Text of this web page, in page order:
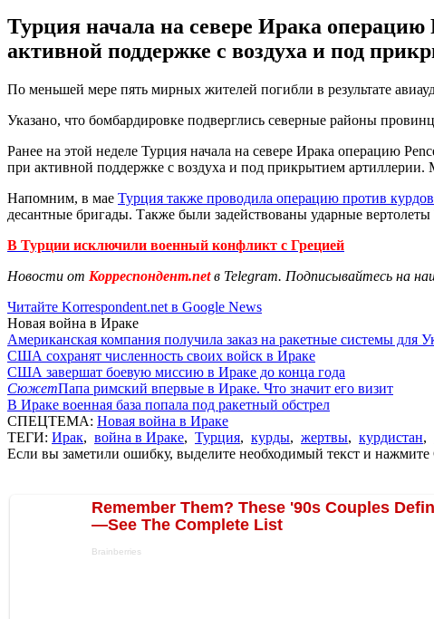
Турция начала на севере Ирака
активной поддержке с воздуха и под
По меньшей мере пять мирных жителей погибли в результате
Указано, что бомбардировке подверглись северные районы
Ранее на этой неделе Турция начала на севере Ирака операцию
при активной поддержке с воздуха и под прикрытием
Напомним, в мае Турция также проводила операцию против курдов
десантные бригады. Также были задействованы ударные
В Турции исключили военный конфликт с Грецией
Новости от Корреспондент.netв Telegram. Подписывайтесь на
Читайте Korrespondent.net в Google News
Новая война в Ираке
Американская компания получила заказ на ракетные системы для
США сохранят численность своих войск в Ираке
США завершат боевую миссию в Ираке до конца года
СюжетПапа римский впервые в Ираке. Что значит его визит
В Ираке военная база попала под ракетный обстрел
СПЕЦТЕМА: Новая война в Ираке
ТЕГИ: Ирак, война в Ираке, Турция, курды, жертвы, курдистан,
Если вы заметили ошибку, выделите необходимый текст и